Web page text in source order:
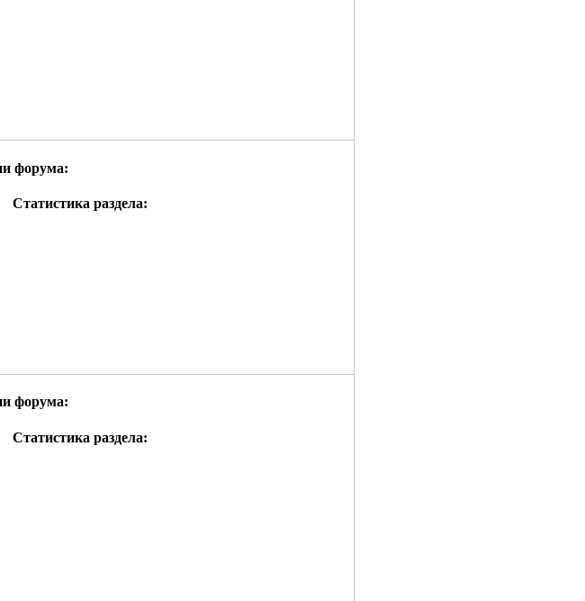
форума:
RSS
Статистика раздела:
форума:
RSS
Статистика раздела: